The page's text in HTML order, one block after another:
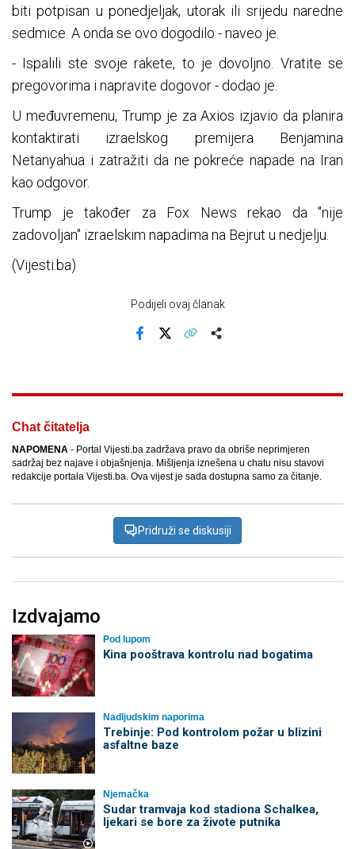
biti potpisan u ponedjeljak, utorak ili srijedu naredne
sedmice. A onda se ovo dogodilo - naveo je.
- Ispalili ste svoje rakete, to je dovoljno. Vratite se
pregovorima i napravite dogovor - dodao je.
U međuvremenu, Trump je za Axios izjavio da planira
kontaktirati izraelskog premijera Benjamina
Netanyahua i zatražiti da ne pokreće napade na Iran
kao odgovor.
Trump je također za Fox News rekao da "nije
zadovoljan" izraelskim napadima na Bejrut u nedjelju.
(Vijesti.ba)
Podijeli ovaj članak
Chat čitatelja
NAPOMENA - Portal Vijesti.ba zadržava pravo da obriše neprimjeren
sadržaj bez najave i objašnjenja. Mišljenja iznešena u chatu nisu stavovi
redakcije portala Vijesti.ba. Ova vijest je sada dostupna samo za čitanje.
Pridruži se diskusiji
Izdvajamo
Pod lupom
Kina pooštrava kontrolu nad bogatima
Nadljudskim naporima
Trebinje: Pod kontrolom požar u blizini
asfaltne baze
Njemačka
Sudar tramvaja kod stadiona Schalkea,
ljekari se bore za živote putnika